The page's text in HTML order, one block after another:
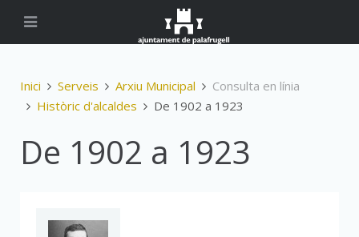
Inici Serveis Arxiu Municipal
Consulta en línia
Històric d'alcaldes
De 1902 a 1923
De 1902 a 1923